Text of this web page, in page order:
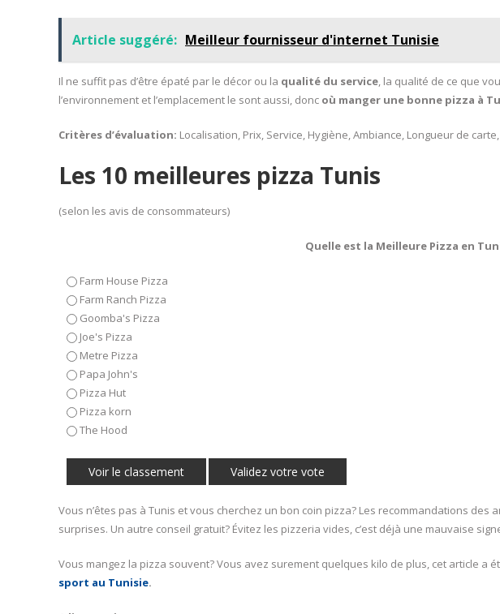
Article suggéré: Meilleur fournisseur d'internet Tunisie
Il ne suffit pas d’être épaté par le décor ou la qualité du service, la qualité de ce que
l’environnement et l’emplacement le sont aussi, donc où manger une bonne pizza à
Critères d’évaluation: Localisation, Prix, Service, Hygiène, Ambiance, Longueur de
Les 10 meilleures pizza Tunis
(selon les avis de consommateurs)
Quelle est la Meilleure Pizza en
Farm House Pizza
Farm Ranch Pizza
Goomba's Pizza
Joe's Pizza
Metre Pizza
Papa John's
Pizza Hut
Pizza korn
The Hood
Vous n’êtes pas à Tunis et vous cherchez un bon coin pizza? Les recommandations
surprises. Un autre conseil gratuit? Évitez les pizzeria vides, c’est déjà une mauvaise
Vous mangez la pizza souvent? Vous avez surement quelques kilo de plus, cet article a
sport au Tunisie.